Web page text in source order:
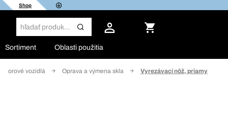
Shop
Sortiment Oblasti použitia
vozidlá Oprava a výmena skla Vyrezávací nôž, priamy